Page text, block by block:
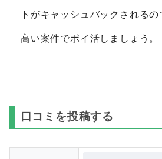
トがキャッシュバックされる
高い案件でポイ活しましょう。
口コミを投稿する